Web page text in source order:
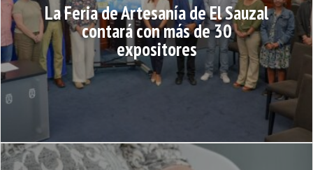
La Feria de Artesanía de El Sauzal
contará con más de 30
expositores